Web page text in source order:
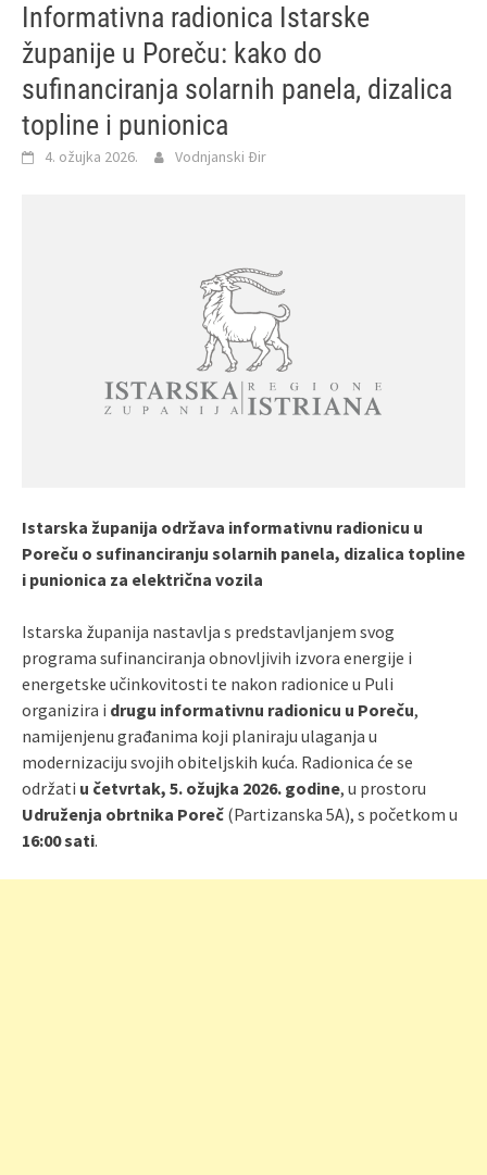
Informativna radionica Istarske
županije u Poreču: kako do
sufinanciranja solarnih panela, dizalica
topline i punionica
4. ožujka 2026. Vodnjanski Đir
Istarska županija održava informativnu radionicu u
Poreču o sufinanciranju solarnih panela, dizalica topline
i punionica za električna vozila
Istarska županija nastavlja s predstavljanjem svog
programa sufinanciranja obnovljivih izvora energije i
energetske učinkovitosti te nakon radionice u Puli
organizira i drugu informativnu radionicu u Poreču,
namijenjenu građanima koji planiraju ulaganja u
modernizaciju svojih obiteljskih kuća. Radionica će se
održati u četvrtak, 5. ožujka 2026. godine, u prostoru
Udruženja obrtnika Poreč (Partizanska 5A), s početkom u
16:00 sati.